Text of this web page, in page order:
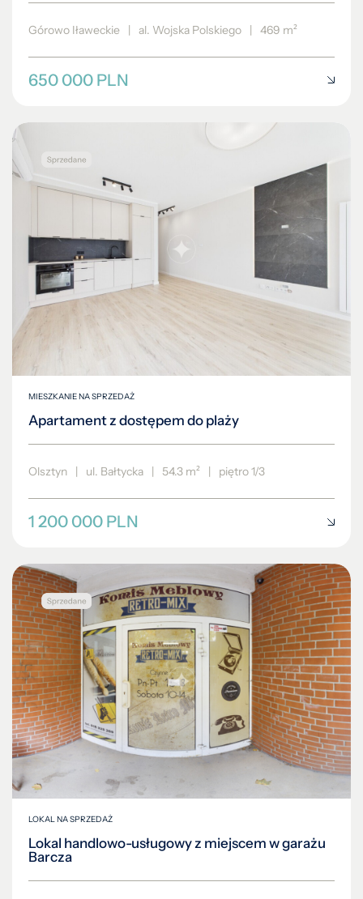
Górowo Iławeckie | al. Wojska Polskiego | 469 m²
650 000 PLN
MIESZKANIE NA SPRZEDAŻ
Apartament z dostępem do plaży
Olsztyn | ul. Bałtycka | 54.3 m² | piętro 1/3
1 200 000 PLN
LOKAL NA SPRZEDAŻ
Lokal handlowo-usługowy z miejscem w garażu
Barcza